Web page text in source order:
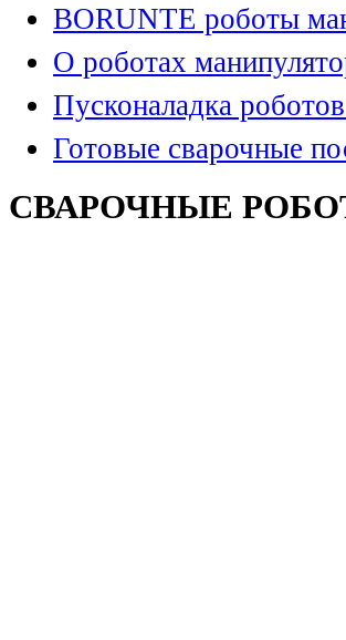
BORUNTE роботы
О роботах
Пусконаладка
Готовые сварочные
СВАРОЧНЫЕ